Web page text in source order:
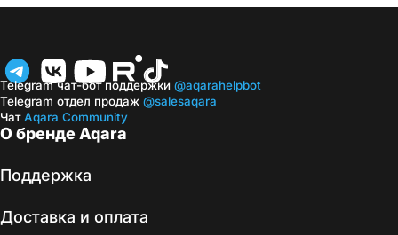
О бренде Aqara
Поддержка
Доставка и оплата
Telegram чат-бот поддержки @aqarahelpbot
Telegram отдел продаж @salesaqara
ЧатAqara Community